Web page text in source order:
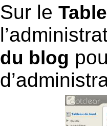
Sur le
du blog